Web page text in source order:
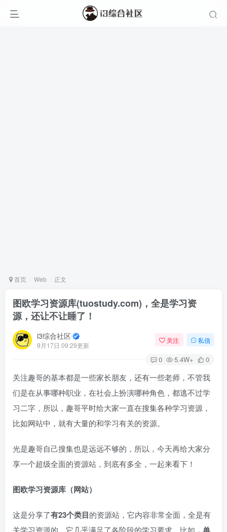
首页 Web 正文
图欧学习资源库(tuostudy.com)，全是学习资
源，还让不让睡了！
i3综合社区
9月17日 09:29更新
关注 私信
0 5.4W+ 0
关注趣哥的基本都是一些家长朋友，还有一些老师，不管我
们是在从事哪种职业，在社会上扮演哪种角色，都逃不过学
习二字，所以，趣哥平时给大家一直在搜集各种学习资源，
比如网站中，就有大量的和学习有关的资源。
光是趣哥自己搜集也是远远不够的，所以，今天再给大家分
享一个超级全面的资源站，到底有多全，一起来看下！
图欧学习资源库（网站）
这是分享了有23个类目的资源站，它内容非常全面，全是有
关学习资源的，它几乎满足了各阶段的学习要求，比如